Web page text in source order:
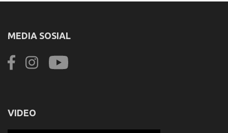
MEDIA SOSIAL
VIDEO